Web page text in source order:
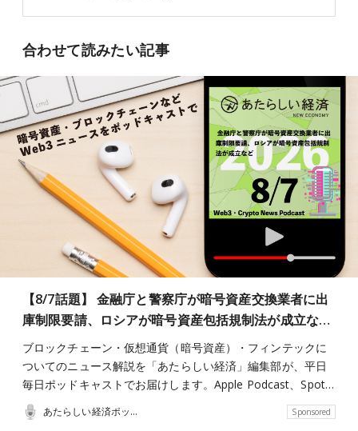
合わせて読みたい記事
【8/7話題】 金融庁と警察庁が暗号資産交換業者に出
庫制限要請、ロシアが暗号資産包括規制法が成立な…
ブロックチェーン・仮想通貨（暗号資産）・フィンテックに
ついてのニュース解説を「あたらしい経済」編集部が、平日
毎日ポッドキャストでお届けします。Apple Podcast、Spot…
あたらしい経済ポッドキャスト Sponsored